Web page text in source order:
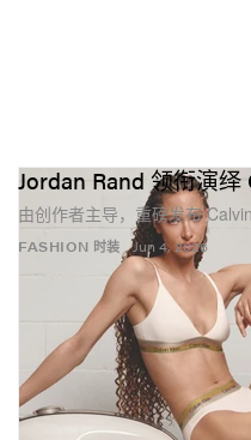
FASHION 时装
Jordan Rand 领衔演
由创作者主导，重磅发布
Jun 4, 2026